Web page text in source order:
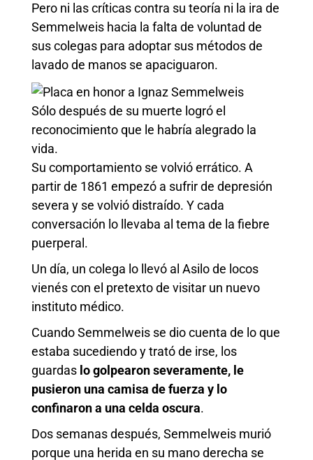
Pero ni las críticas contra su teoría ni la ira de
Semmelweis hacia la falta de voluntad de
sus colegas para adoptar sus métodos de
lavado de manos se apaciguaron.
Sólo después de su muerte logró el
reconocimiento que le habría alegrado la
vida.
Su comportamiento se volvió errático. A
partir de 1861 empezó a sufrir de depresión
severa y se volvió distraído. Y cada
conversación lo llevaba al tema de la fiebre
puerperal.
Un día, un colega lo llevó al Asilo de locos
vienés con el pretexto de visitar un nuevo
instituto médico.
Cuando Semmelweis se dio cuenta de lo que
estaba sucediendo y trató de irse, los
guardas lo golpearonseveramente, le
pusieron una camisa de fuerza y ​​ lo
confinarona una celda oscura.
Dos semanas después, Semmelweis murió
porque una herida en su mano derecha se